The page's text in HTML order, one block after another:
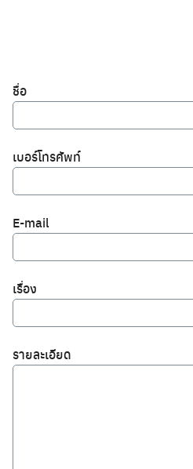
ชื่อ
เบอร์โทรศัพท์
E-mail
เรื่อง
รายละเอียด